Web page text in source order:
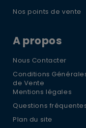
Nos points de vente
A propos
Nous Contacter
Conditions
de Vente
Mentions légales
Questions
Plan du site